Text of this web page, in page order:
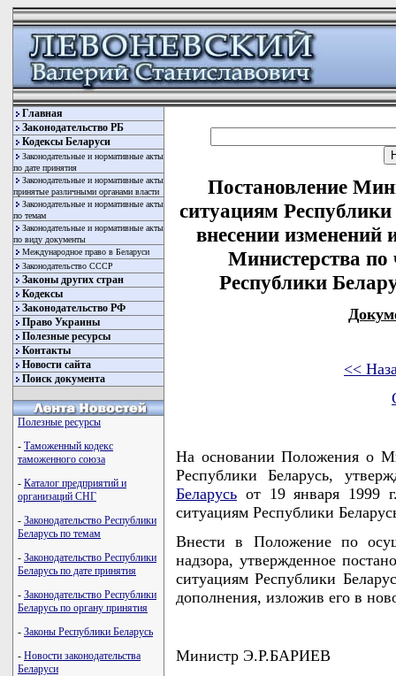
Главная
Законодательство РБ
Кодексы Беларуси
Законодательные и нормативные акты
по дате принятия
Законодательные и нормативные акты
принятые различными органами власти
Законодательные и нормативные акты
по темам
Законодательные и нормативные акты
по виду документы
Международное право в Беларуси
Законодательство СССР
Законы других стран
Кодексы
Законодательство РФ
Право Украины
Полезные ресурсы
Контакты
Новости сайта
Поиск документа
Полезные ресурсы
- Таможенный кодекс
таможенного союза
- Каталог предприятий и
организаций СНГ
- Законодательство Республики
Беларусь по темам
- Законодательство Республики
Беларусь по дате принятия
- Законодательство Республики
Беларусь по органу принятия
- Законы Республики Беларусь
- Новости законодательства
Беларуси
Постановление
ситуациям
внесении изменений
Министерства
Республики
<<
На основании Положения о
Республики Беларусь,
Беларусь от 19 января 1999
ситуациям Республики
Внести в Положение по
надзора, утвержденное
ситуациям Республики
дополнения, изложив его в
Министр Э.Р.БАРИЕВ